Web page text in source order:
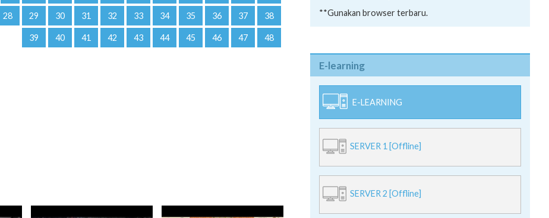
28 29 30 31 32 33 34 35 36 37 38
39 40 41 42 43 44 45 46 47 48
**Gunakan browser terbaru.
E-learning
E-LEARNING
SERVER 1 [Offline]
SERVER 2 [Offline]